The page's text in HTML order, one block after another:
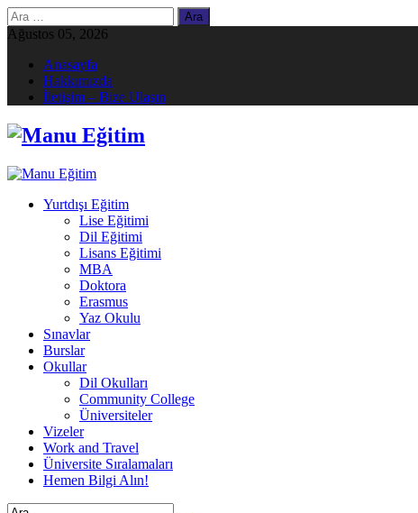
Arama:
Ağustos 05, 2026
Anasayfa
Hakkımızda
İletişim – Bize Ulaşın
Yurtdışı Eğitim
Lise Eğitimi
Dil Eğitimi
Lisans Eğitimi
MBA
Doktora
Erasmus
Yaz Okulu
Sınavlar
Burslar
Okullar
Dil Okulları
Community College
Üniversiteler
Vizeler
Work and Travel
Üniversite Sıralamaları
Hemen Bilgi Alın!